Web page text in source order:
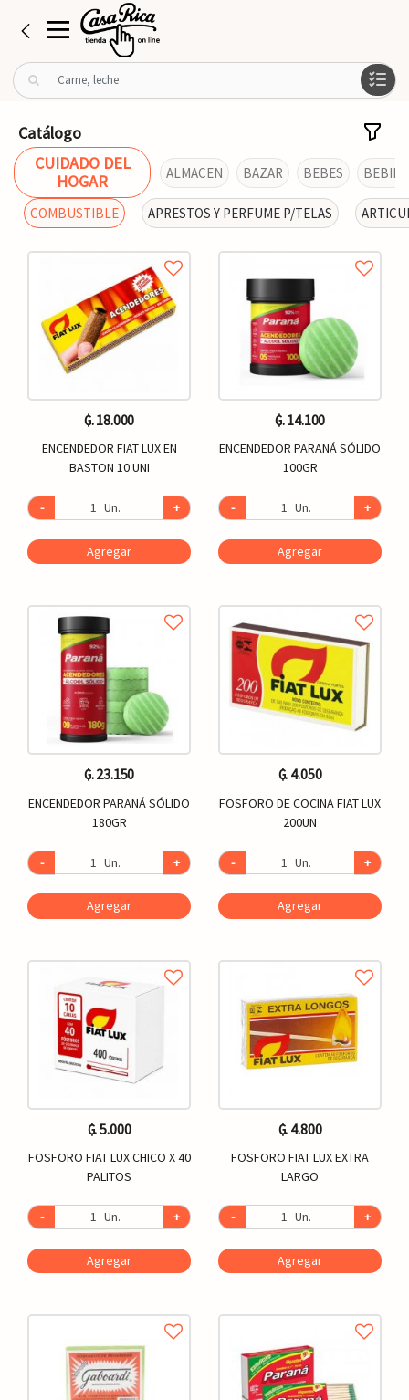
B
u
r
p
Catálogo
CUIDADO DEL
HOGAR
ALMACEN BAZAR BEBES
COMBUSTIBLE APRESTOS Y PERFUME P/TELAS
₲. 18.000
ENCENDEDOR FIAT LUX EN
BASTON 10 UNI
- Un. +
Agregar
₲. 14.100
ENCENDEDOR PARANÁ SÓLIDO
100GR
- Un. +
Agregar
₲. 23.150
ENCENDEDOR PARANÁ SÓLIDO
180GR
- Un. +
Agregar
₲. 4.050
FOSFORO DE COCINA FIAT LUX
200UN
- Un. +
Agregar
₲. 5.000
FOSFORO FIAT LUX CHICO X 40
PALITOS
- Un. +
Agregar
₲. 4.800
FOSFORO FIAT LUX EXTRA
LARGO
- Un. +
Agregar